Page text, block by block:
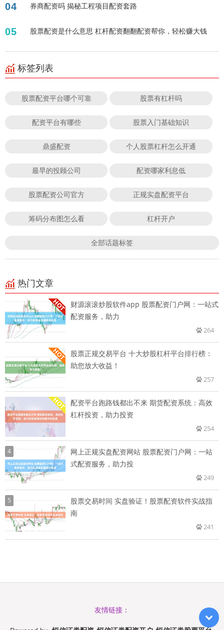
04 券商配资吗 揭秘工程项目配资套路
05 股票配资是什么意思 杠杆配资翻翻配资帮你，轻松赚大钱
标签列表
股票配资平台哪个可靠 股票有杠杆吗
配资平台有哪些 股票入门基础知识
鼎盛配资 个人股票杠杆怎么开通
最早的投顾公司 配资哪家利息低
股票配资公司官方 正规实盘配资平台
筹码分布图怎么看 杠杆开户
全部话题标签
热门文章
财源滚滚炒股软件app 股票配资门户网：一站式
配资服务，助力
264
股票正规交易平台 十大炒股杠杆平台排行榜：
助您放大收益！
257
配资平台跑路钱都出不来 期货配资系统：高效
杠杆投资，助力投资
254
4
网上正规实盘配资网站 股票配资门户网：一站
式配资服务，助力投
249
5
股票交易时间 实盘验证！股票配资软件实战指
南
241
友情链接：